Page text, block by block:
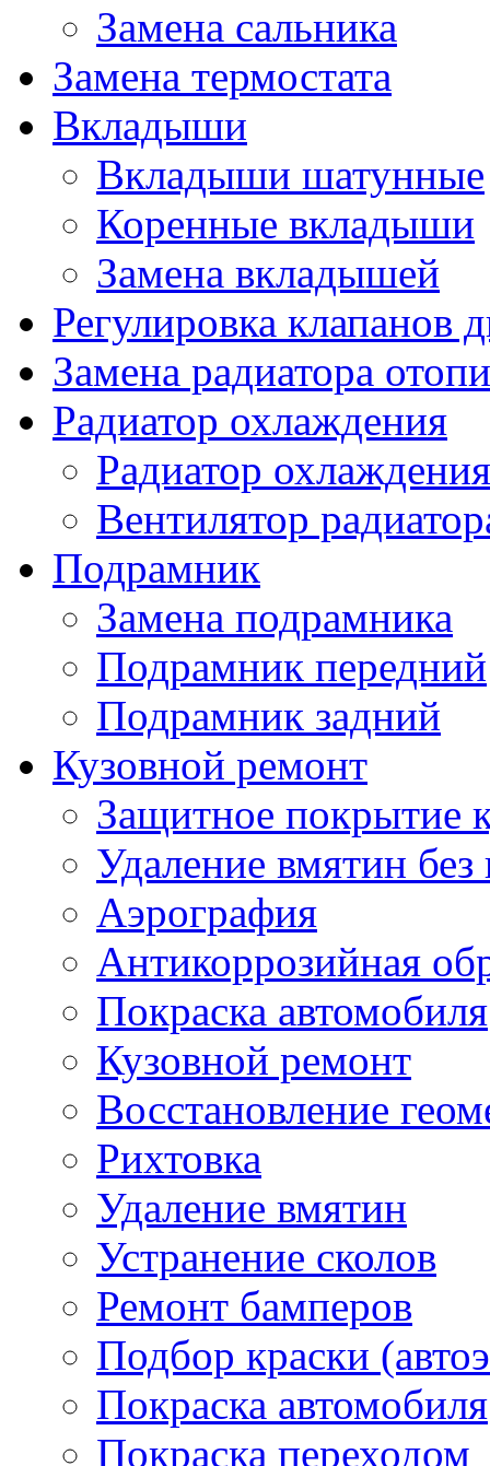
Замена сальника
Замена термостата
Вкладыши
Вкладыши шатунные
Коренные вкладыши
Замена вкладышей
Регулировка клапанов
Замена радиатора
Радиатор охлаждения
Радиатор
Вентилятор
Подрамник
Замена подрамника
Подрамник передний
Подрамник задний
Кузовной ремонт
Защитное покрытие
Удаление вмятин без
Аэрография
Антикоррозийная
Покраска автомобиля
Кузовной ремонт
Восстановление
Рихтовка
Удаление вмятин
Устранение сколов
Ремонт бамперов
Подбор краски
Покраска автомобиля
Покраска переходом